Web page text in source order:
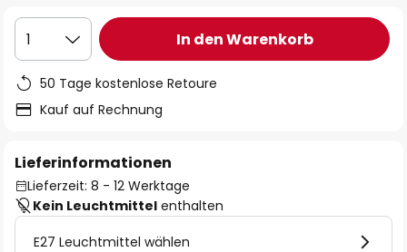
1 In den Warenkorb
50 Tage kostenlose Retoure
Kauf auf Rechnung
Lieferinformationen
Lieferzeit: 8 - 12 Werktage
Kein Leuchtmittel enthalten
E27 Leuchtmittel wählen